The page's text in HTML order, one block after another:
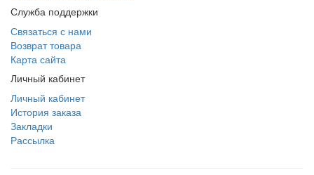
Служба поддержки
Связаться с нами
Возврат товара
Карта сайта
Личный кабинет
Личный кабинет
История заказа
Закладки
Рассылка